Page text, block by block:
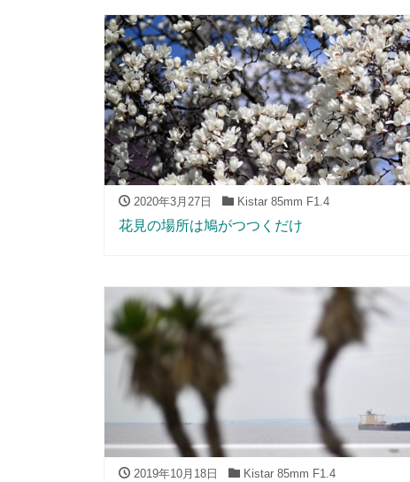
2020年3月27日 Kistar 85mm F1.4
花見の場所は鳩がつつくだけ
2019年10月18日 Kistar 85mm F1.4